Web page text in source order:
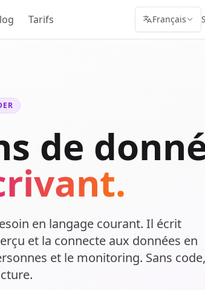
Tarifs Français
de
en langage courant. Il écrit
et la connecte aux données en
et le monitoring. Sans code,